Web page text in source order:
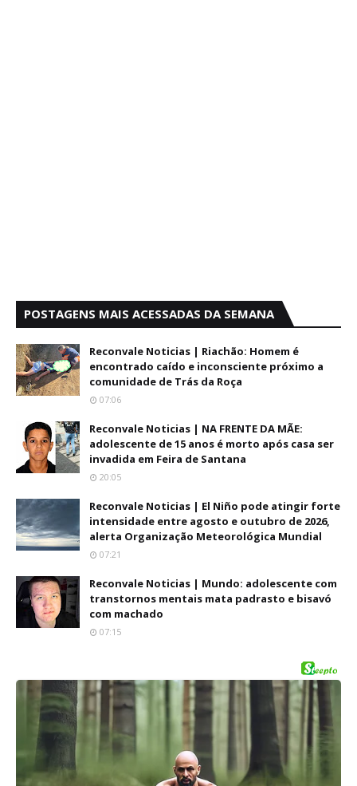
POSTAGENS MAIS ACESSADAS DA SEMANA
Reconvale Noticias | Riachão: Homem é
encontrado caído e inconsciente próximo a
comunidade de Trás da Roça
07:06
Reconvale Noticias | NA FRENTE DA MÃE:
adolescente de 15 anos é morto após casa ser
invadida em Feira de Santana
20:05
Reconvale Noticias | El Niño pode atingir forte
intensidade entre agosto e outubro de 2026,
alerta Organização Meteorológica Mundial
07:21
Reconvale Noticias | Mundo: adolescente com
transtornos mentais mata padrasto e bisavó
com machado
07:15